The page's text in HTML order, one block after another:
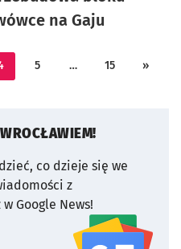
na Gaju
5 … 15 »
co dzieje się we
z
Google News!